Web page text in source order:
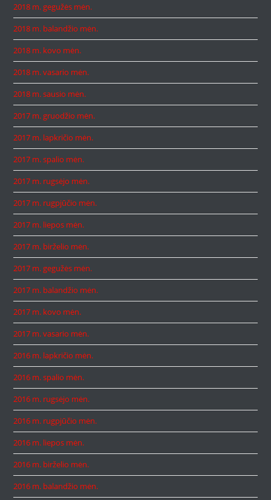
2018 m. gegužės mėn.
2018 m. balandžio mėn.
2018 m. kovo mėn.
2018 m. vasario mėn.
2018 m. sausio mėn.
2017 m. gruodžio mėn.
2017 m. lapkričio mėn.
2017 m. spalio mėn.
2017 m. rugsėjo mėn.
2017 m. rugpjūčio mėn.
2017 m. liepos mėn.
2017 m. birželio mėn.
2017 m. gegužės mėn.
2017 m. balandžio mėn.
2017 m. kovo mėn.
2017 m. vasario mėn.
2016 m. lapkričio mėn.
2016 m. spalio mėn.
2016 m. rugsėjo mėn.
2016 m. rugpjūčio mėn.
2016 m. liepos mėn.
2016 m. birželio mėn.
2016 m. balandžio mėn.